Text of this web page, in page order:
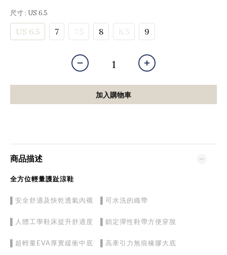
尺寸 : US 6.5
US 6.5 7 7.5 8 8.5 9
加入購物車
商品描述
全方位輕量護趾涼鞋
▌安全舒適及快乾透氣內襯 ▌可水洗的織帶
▌人體工學鞋床提升舒適度 ▌鎖定彈性鞋帶方便穿脫
▌超輕量EVA厚實緩衝中底 ▌高牽引力無痕橡膠大底